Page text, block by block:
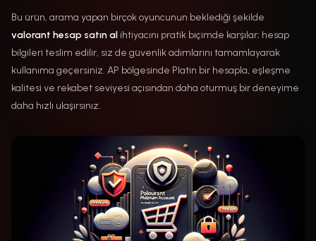
Bu ürün, arama yapan birçok oyuncunun beklediği şekilde
valorant hesap satın al ihtiyacını pratik biçimde karşılar; hesap
bilgileri teslim edilir, siz de güvenlik adımlarını tamamlayarak
kullanıma geçersiniz. AP bölgesinde Platin bir hesapla, eşleşme
kalitesi ve rekabet seviyesi açısından daha oturmuş bir deneyime
daha hızlı ulaşırsınız.